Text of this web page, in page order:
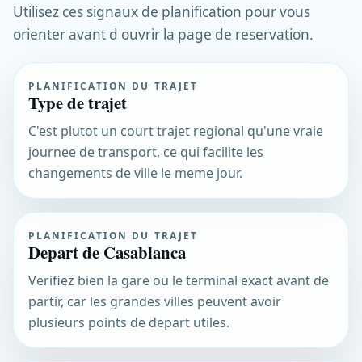
Utilisez ces signaux de planification pour vous
orienter avant d ouvrir la page de reservation.
PLANIFICATION DU TRAJET
Type de trajet
C'est plutot un court trajet regional qu'une vraie
journee de transport, ce qui facilite les
changements de ville le meme jour.
PLANIFICATION DU TRAJET
Depart de Casablanca
Verifiez bien la gare ou le terminal exact avant de
partir, car les grandes villes peuvent avoir
plusieurs points de depart utiles.